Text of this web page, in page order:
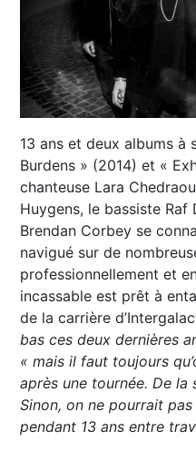
13 ans et deux albums à
Burdens » (2014) et «
chanteuse Lara
Huygens, le bassiste
Brendan Corbey se
navigué sur de
professionnellement et
incassable est prêt à
de la carrière
bas ces deux dernières
« mais il faut toujours
après une tournée. De la
Sinon, on ne pourrait
pendant 13 ans entre